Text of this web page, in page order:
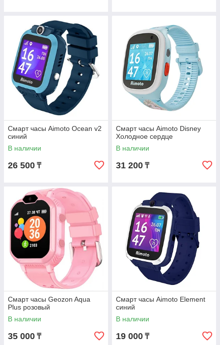
Смарт часы Aimoto Ocean v2
синий
В наличии
26 500 ₸
Смарт часы Aimoto Disney
Холодное сердце
В наличии
31 200 ₸
Смарт часы Geozon Aqua
Plus розовый
В наличии
35 000 ₸
Смарт часы Aimoto Element
синий
В наличии
19 000 ₸